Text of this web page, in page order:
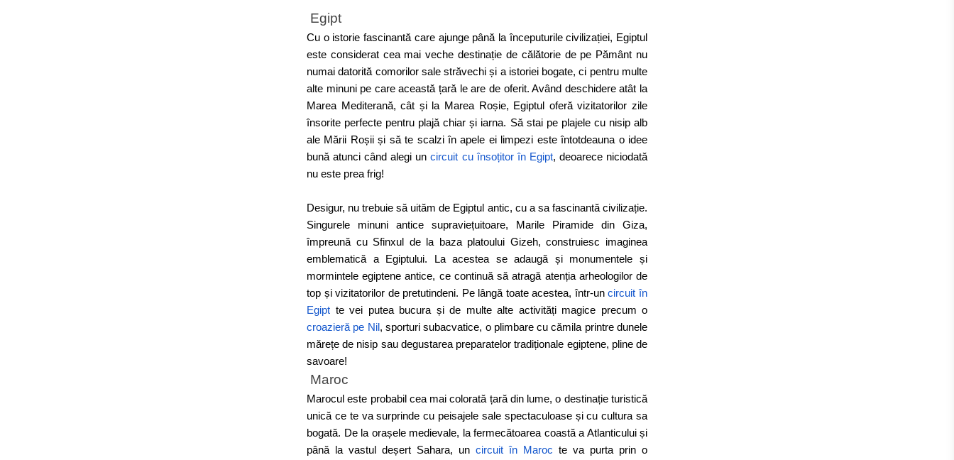
Egipt
Cu o istorie fascinantă care ajunge până la începuturile civilizației, Egiptul
este considerat cea mai veche destinație de călătorie de pe Pământ nu
numai datorită comorilor sale străvechi și a istoriei bogate, ci pentru multe
alte minuni pe care această țară le are de oferit. Având deschidere atât la
Marea Mediterană, cât și la Marea Roșie, Egiptul oferă vizitatorilor zile
însorite perfecte pentru plajă chiar și iarna. Să stai pe plajele cu nisip alb
ale Mării Roșii și să te scalzi în apele ei limpezi este întotdeauna o idee
bună atunci când alegi uncircuit cu însoțitor în Egipt, deoarece niciodată
nu este prea frig!
Desigur, nu trebuie să uităm de Egiptul antic, cu a sa fascinantă civilizație.
Singurele minuni antice supraviețuitoare, Marile Piramide din Giza,
împreună cu Sfinxul de la baza platoului Gizeh, construiesc imaginea
emblematică a Egiptului. La acestea se adaugă și monumentele și
mormintele egiptene antice, ce continuă să atragă atenția arheologilor de
top și vizitatorilor de pretutindeni. Pe lângă toate acestea, într-uncircuit în
Egipt te vei putea bucura și de multe alte activități magice precum o
croazieră pe Nil , sporturi subacvatice, o plimbare cu cămila printre dunele
mărețe de nisip sau degustarea preparatelor tradiționale egiptene, pline de
savoare!
Maroc
Marocul este probabil cea mai colorată țară din lume, o destinație turistică
unică ce te va surprinde cu peisajele sale spectaculoase și cu cultura sa
bogată. De la orașele medievale, la fermecătoarea coastă a Atlanticului și
până la vastul deșert Sahara, un circuit în Maroc te va purta prin o